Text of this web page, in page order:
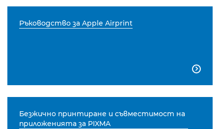
Ръководство за Apple Airprint

Безжично принтиране и съвместимост на
приложенията за PIXMA